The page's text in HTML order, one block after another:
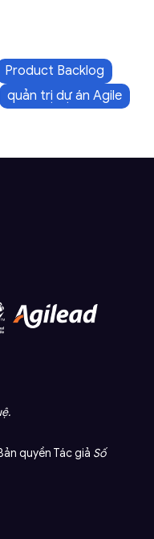
Product Backlog
quản trị dự án Agile
quyền Tác giả Số